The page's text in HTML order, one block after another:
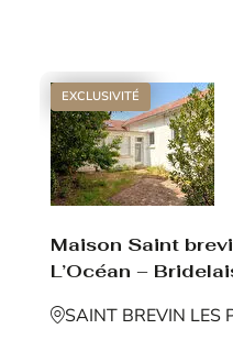
EXCLUSIVITÉ
Maison Saint
L’Océan –
SAINT BREVIN LES